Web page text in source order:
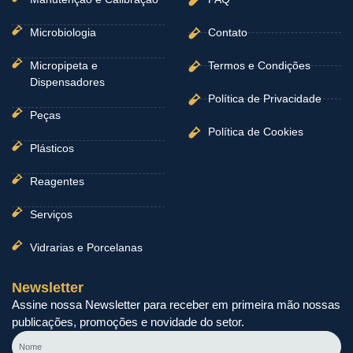
Microbiologia
Micropipeta e
Dispensadores
Peças
Plásticos
Reagentes
Serviços
Vidrarias e Porcelanas
Contato
Termos e Condições
Política de Privacidade
Política de Cookies
Newsletter
Assine nossa Newsletter para receber em primeira mão nossas
publicações, promoções e novidade do setor.
Nome